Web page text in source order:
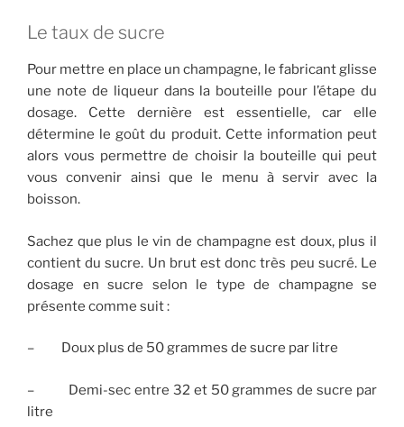
Le taux de sucre
Pour mettre en place un champagne, le fabricant glisse
une note de liqueur dans la bouteille pour l’étape du
dosage. Cette dernière est essentielle, car elle
détermine le goût du produit. Cette information peut
alors vous permettre de choisir la bouteille qui peut
vous convenir ainsi que le menu à servir avec la
boisson.
Sachez que plus le vin de champagne est doux, plus il
contient du sucre. Un brut est donc très peu sucré. Le
dosage en sucre selon le type de champagne se
présente comme suit :
– Doux plus de 50 grammes de sucre par litre
– Demi-sec entre 32 et 50 grammes de sucre par
litre